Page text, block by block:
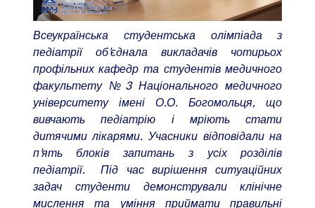
Всеукраїнська студентська олімпіада з
педіатрії об’єднала викладачів чотирьох
профільних кафедр та студентів медичного
факультету №3 Національного медичного
університету імені О.О. Богомольця, що
вивчають педіатрію і мріють стати
дитячими лікарями. Учасники відповідали на
п’ять блоків запитань з усіх розділів
педіатрії. Під час вирішення ситуаційних
задач студенти демонстрували клінічне
мислення та уміння приймати правильні